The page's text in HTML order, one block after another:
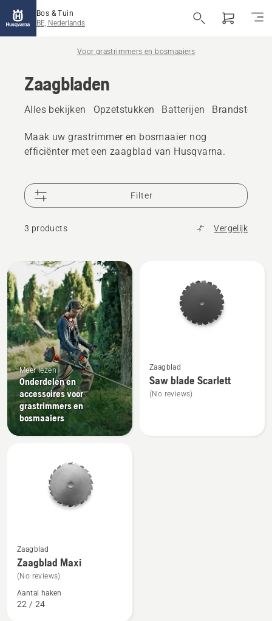
Bos & Tuin
BE, Nederlands
Voor grastrimmers en bosmaaiers
Zaagbladen
Alles bekijken Opzetstukken Batterijen Brandstof
Maak uw grastrimmer en bosmaaier nog
efficiënter met een zaagblad van Husqvarna.
Filter
3 products Vergelijk
Alle
producten
Meer lezen
Onderdelen en
accessoires voor
grastrimmers en
bosmaaiers
meer
details
over
Zaagblad
Saw blade Scarlett
(No reviews)
meer
details
over
Zaagblad
Zaagblad
Zaagblad Maxi
(No reviews)
Aantal haken
22 / 24